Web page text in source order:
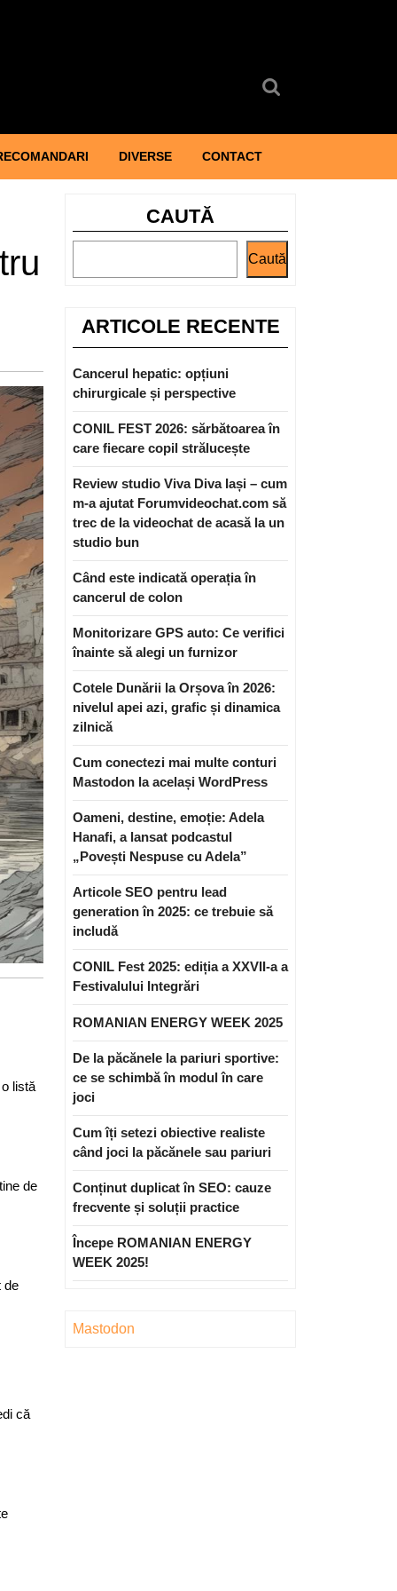
DIVERSE CONTACT
listă
de
de
că
CAUTĂ
Caută
ARTICOLE RECENTE
Cancerul hepatic: opțiuni
chirurgicale și perspective
CONIL FEST 2026: sărbătoarea în
care fiecare copil strălucește
Review studio Viva Diva Iași – cum
m-a ajutat Forumvideochat.com să
trec de la videochat de acasă la un
studio bun
Când este indicată operația în
cancerul de colon
Monitorizare GPS auto: Ce verifici
înainte să alegi un furnizor
Cotele Dunării la Orșova în 2026:
nivelul apei azi, grafic și dinamica
zilnică
Cum conectezi mai multe conturi
Mastodon la același WordPress
Oameni, destine, emoție: Adela
Hanafi, a lansat podcastul
„Povești Nespuse cu Adela”
Articole SEO pentru lead
generation în 2025: ce trebuie să
includă
CONIL Fest 2025: ediția a XXVII-a a
Festivalului Integrări
ROMANIAN ENERGY WEEK 2025
De la păcănele la pariuri sportive:
ce se schimbă în modul în care
joci
Cum îți setezi obiective realiste
când joci la păcănele sau pariuri
Conținut duplicat în SEO: cauze
frecvente și soluții practice
Începe ROMANIAN ENERGY
WEEK 2025!
Mastodon